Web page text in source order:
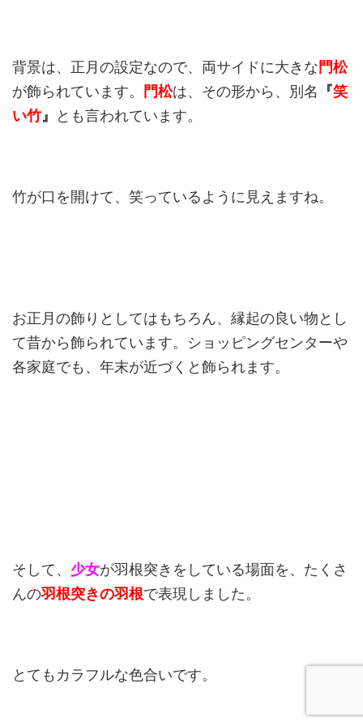
背景は、正月の設定なので、両サイドに大きな門松
が飾られています。
門松は、その形から、別名 『笑
い竹』 とも言われています。
竹が口を開けて、笑っているように見えますね。
お正月の飾りとしてはもちろん、縁起の良い物とし
て昔から飾られています。ショッピングセンターや
各家庭でも、年末が近づくと飾られます。
そして、 少女が羽根突きをしている場面を、たくさ
んの羽根突きの羽根で表現しました。
とてもカラフルな色合いです。